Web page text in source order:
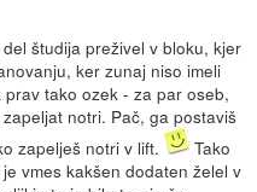
študija preživel v bloku, kjer
ker zunaj niso imeli
tako ozek - za par oseb,
notri. Pač, ga postaviš
zapelješ notri v lift.
Tako
vmes kakšen dodaten želel v